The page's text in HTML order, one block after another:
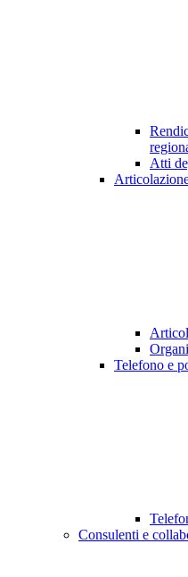
Atti
Telefono e
Consulenti e